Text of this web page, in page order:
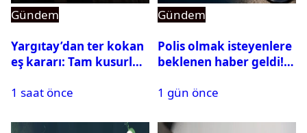
Gündem
Yargıtay’dan ter kokan
eş kararı: Tam kusurlu
1 saat önce
Gündem
Polis olmak isteyenlere
beklenen haber geldi!
1 gün önce